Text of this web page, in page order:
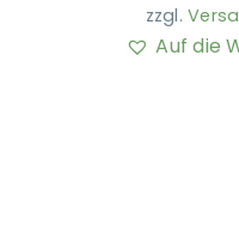
zzgl.
Auf die